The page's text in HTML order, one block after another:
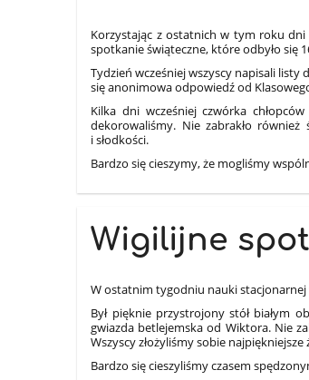
Korzystając z ostatnich w tym roku dni
spotkanie świąteczne, które odbyło się
Tydzień wcześniej wszyscy napisali listy
się anonimowa odpowiedź od
Kilka dni wcześniej czwórka
dekorowaliśmy. Nie zabrakło
i słodkości.
Bardzo się cieszymy, że mogliśmy
Wigilijne
W ostatnim tygodniu nauki stacjonarnej
Był pięknie przystrojony stół białym
gwiazda betlejemska od Wiktora. Nie
Wszyscy złożyliśmy sobie
Bardzo się cieszyliśmy czasem